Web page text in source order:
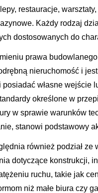
restauracje,
Każdy rodzaj
dostosowanych do
prawa
nieruchomość i
własne wejście
określone w
w sprawie warunków
stanowi podstawowy
również podział
dotyczące konstrukcji,
ruchu, takie jak
niż małe biura czy